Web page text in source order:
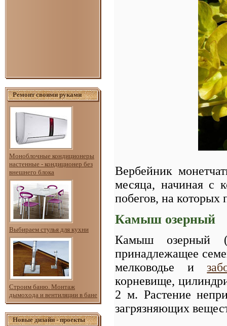
Ремонт своими руками
Моноблочные кондиционеры
настенные - кондиционер без
внешнего блока
Выбираем стулья для кухни
Строим баню. Монтаж
дымохода и вентиляции в бане
Новые дизайн - проекты
Вербейник
месяца, начиная с
побегов, на
Камыш озерный
Камыш озерный
принадлежащее
мелководье и
корневище,
2 м. Растение
загрязняющих